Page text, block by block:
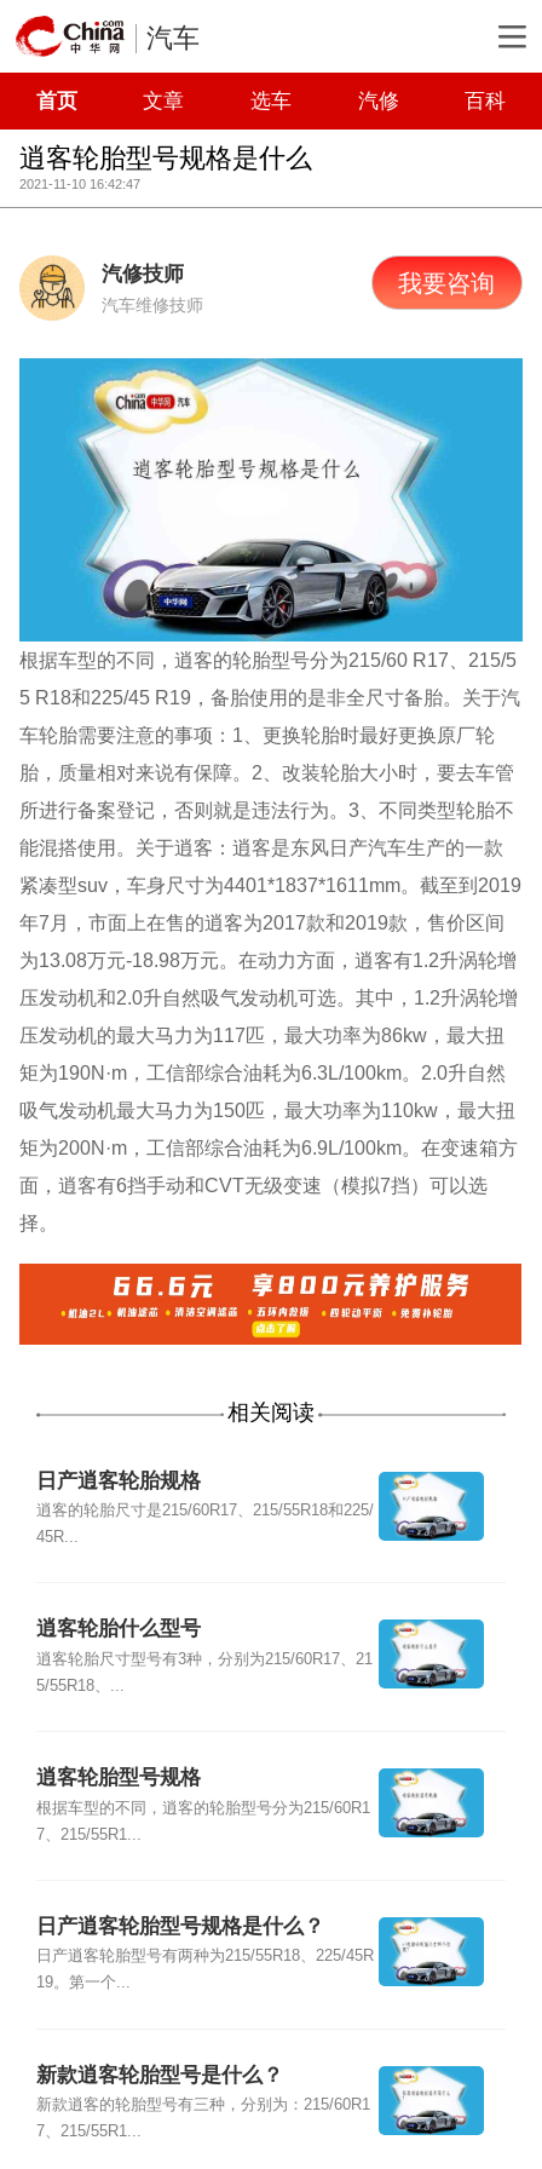
汽车
首页 文章 选车 汽修 百科
逍客轮胎型号规格是什么
2021-11-10 16:42:47
汽修技师
汽车维修技师
我要咨询
根据车型的不同，逍客的轮胎型号分为215/60 R17、215/5
5 R18和225/45 R19，备胎使用的是非全尺寸备胎。关于汽
车轮胎需要注意的事项：1、更换轮胎时最好更换原厂轮
胎，质量相对来说有保障。2、改装轮胎大小时，要去车管
所进行备案登记，否则就是违法行为。3、不同类型轮胎不
能混搭使用。关于逍客：逍客是东风日产汽车生产的一款
紧凑型suv，车身尺寸为4401*1837*1611mm。截至到2019
年7月，市面上在售的逍客为2017款和2019款，售价区间
为13.08万元-18.98万元。在动力方面，逍客有1.2升涡轮增
压发动机和2.0升自然吸气发动机可选。其中，1.2升涡轮增
压发动机的最大马力为117匹，最大功率为86kw，最大扭
矩为190N·m，工信部综合油耗为6.3L/100km。2.0升自然
吸气发动机最大马力为150匹，最大功率为110kw，最大扭
矩为200N·m，工信部综合油耗为6.9L/100km。在变速箱方
面，逍客有6挡手动和CVT无级变速（模拟7挡）可以选
择。
相关阅读
日产逍客轮胎规格
逍客的轮胎尺寸是215/60R17、215/55R18和225/
45R...
逍客轮胎什么型号
逍客轮胎尺寸型号有3种，分别为215/60R17、21
5/55R18、...
逍客轮胎型号规格
根据车型的不同，逍客的轮胎型号分为215/60R1
7、215/55R1...
日产逍客轮胎型号规格是什么？
日产逍客轮胎型号有两种为215/55R18、225/45R
19。第一个...
新款逍客轮胎型号是什么？
新款逍客的轮胎型号有三种，分别为：215/60R1
7、215/55R1...